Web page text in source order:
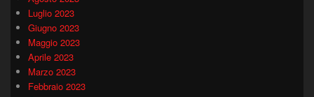
Luglio 2023
Giugno 2023
Maggio 2023
Aprile 2023
Marzo 2023
Febbraio 2023